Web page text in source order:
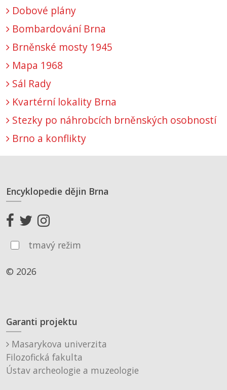
Dobové plány
Bombardování Brna
Brněnské mosty 1945
Mapa 1968
Sál Rady
Kvartérní lokality Brna
Stezky po náhrobcích brněnských osobností
Brno a konflikty
Encyklopedie dějin Brna
tmavý režim
© 2026
Garanti projektu
Masarykova univerzita
Filozofická fakulta
Ústav archeologie a muzeologie